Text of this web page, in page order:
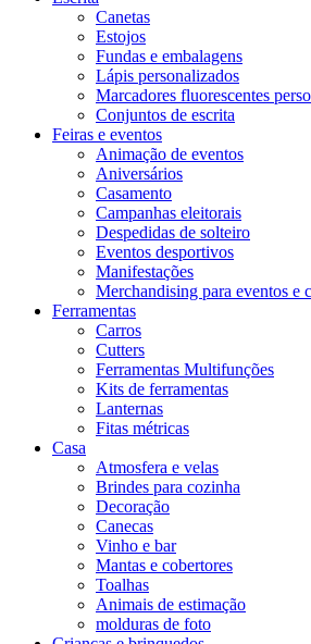
Canetas
Estojos
Fundas e embalagens
Lápis personalizados
Marcadores fluorescentes
Conjuntos de escrita
Feiras e eventos
Animação de eventos
Aniversários
Casamento
Campanhas eleitorais
Despedidas de solteiro
Eventos desportivos
Manifestações
Merchandising para eventos e
Ferramentas
Carros
Cutters
Ferramentas Multifunções
Kits de ferramentas
Lanternas
Fitas métricas
Casa
Atmosfera e velas
Brindes para cozinha
Decoração
Canecas
Vinho e bar
Mantas e cobertores
Toalhas
Animais de estimação
molduras de foto